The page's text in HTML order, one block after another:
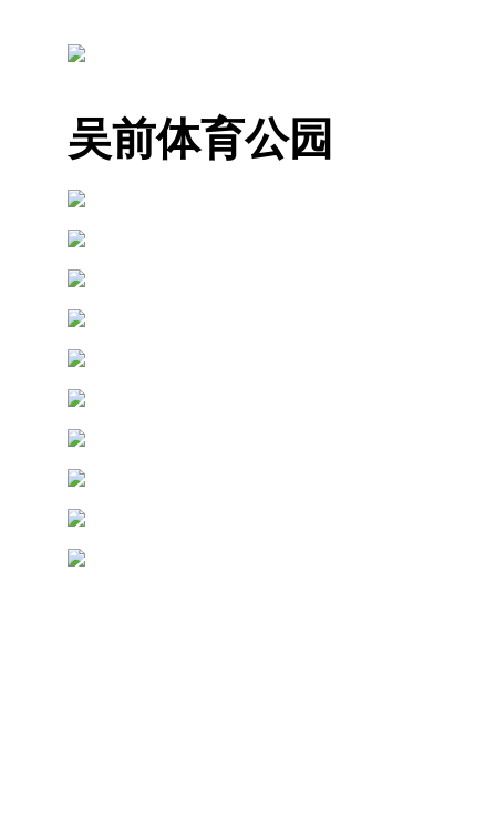
吴前体育公园